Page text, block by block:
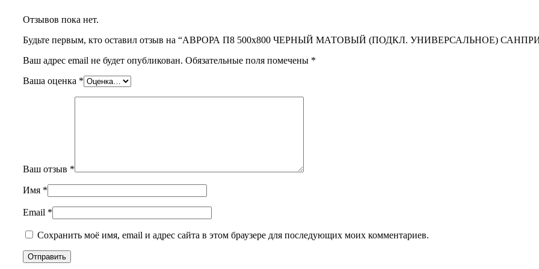
Отзывов пока нет.
Будьте первым, кто оставил отзыв на “АВРОРА П8 500х800 ЧЕРНЫЙ МАТОВЫЙ (ПОДКЛ. УНИВЕРСАЛЬНОЕ)
Ваш адрес email не будет опубликован. Обязательные поля помечены *
Ваша оценка *
Ваш отзыв *
Имя *
Email *
Сохранить моё имя, email и адрес сайта в этом браузере для последующих моих комментариев.